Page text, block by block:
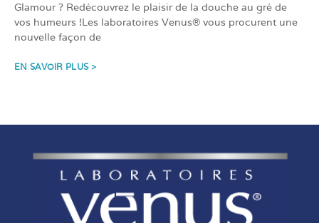
Glamour ? Redécouvrez le plaisir de la douche au gré de
vos humeurs !Les laboratoires Venus® vous procurent une
nouvelle façon de
EN SAVOIR PLUS >